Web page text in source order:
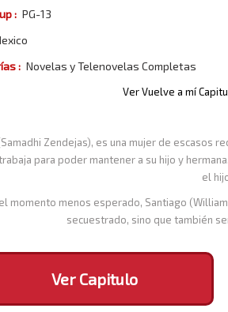
: PG-13
: Novelas y Telenovelas Completas
Ver Vuelve a mí
Zendejas), es una mujer de escasos
para poder mantener a su hijo y
el
momento menos esperado, Santiago
secuestrado, sino que también
Ver Capitulo